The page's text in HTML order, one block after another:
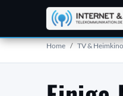
Home TV & Heimkino